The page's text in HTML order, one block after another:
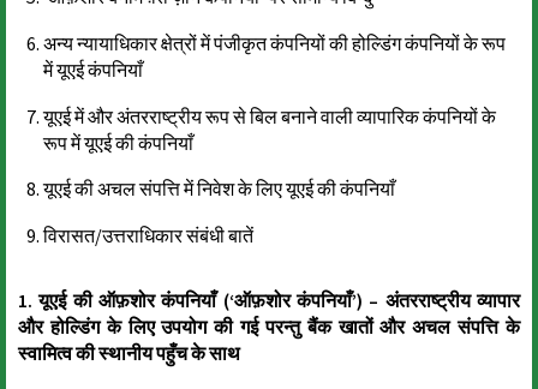
अन्य न्यायाधिकार क्षेत्रों में पंजीकृत कंपनियों की होल्डिंग कंपनियों के रूप
में यूएई कंपनियाँ
यूएई में और अंतरराष्ट्रीय रूप से बिल बनाने वाली व्यापारिक कंपनियों के
रूप में यूएई की कंपनियाँ
यूएई की अचल संपत्ति में निवेश के लिए यूएई की कंपनियाँ
विरासत/उत्तराधिकार संबंधी बातें
1. यूएई की ऑफ़शोर कंपनियाँ (‘ऑफ़शोर कंपनियाँ’) – अंतरराष्ट्रीय व्यापार
और होल्डिंग के लिए उपयोग की गई परन्तु बैंक खातों और अचल संपत्ति के
स्वामित्व की स्थानीय पहुँच के साथ